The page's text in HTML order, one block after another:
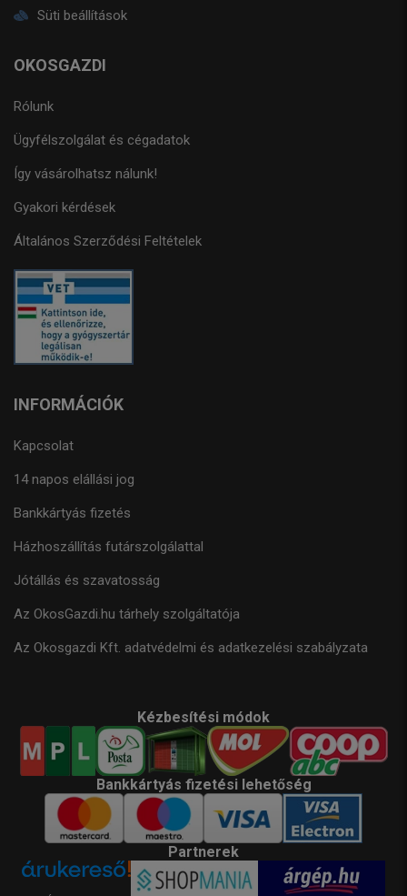
Süti beállítások
OKOSGAZDI
Rólunk
Ügyfélszolgálat és cégadatok
Így vásárolhatsz nálunk!
Gyakori kérdések
Általános Szerződési Feltételek
INFORMÁCIÓK
Kapcsolat
14 napos elállási jog
Bankkártyás fizetés
Házhoszállítás futárszolgálattal
Jótállás és szavatosság
Az OkosGazdi.hu tárhely szolgáltatója
Az Okosgazdi Kft. adatvédelmi és adatkezelési szabályzata
Kézbesítési módok
Bankkártyás fizetési lehetőség
Partnerek